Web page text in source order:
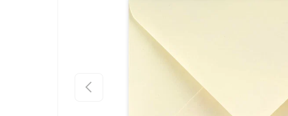
Vorherige